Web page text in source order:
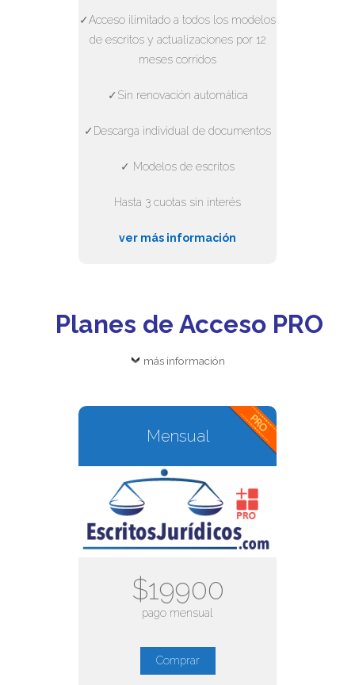
✓Acceso ilimitado a todos los modelos
de escritos y actualizaciones por 12
meses corridos
✓Sin renovación automática
✓Descarga individual de documentos
✓ Modelos de escritos
Hasta 3 cuotas sin interés
ver más información
Planes de Acceso PRO
más información
Mensual
$19900
pago mensual
Comprar